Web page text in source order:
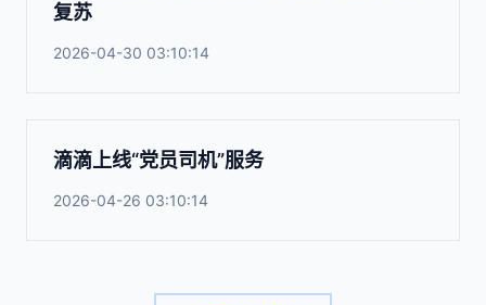
复苏
2026-04-30 03:10:14
滴滴上线“党员司机”服务
2026-04-26 03:10:14